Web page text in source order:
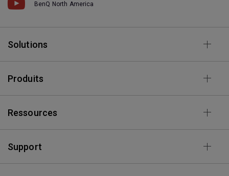
BenQ North America
Solutions
Produits
Ressources
Support